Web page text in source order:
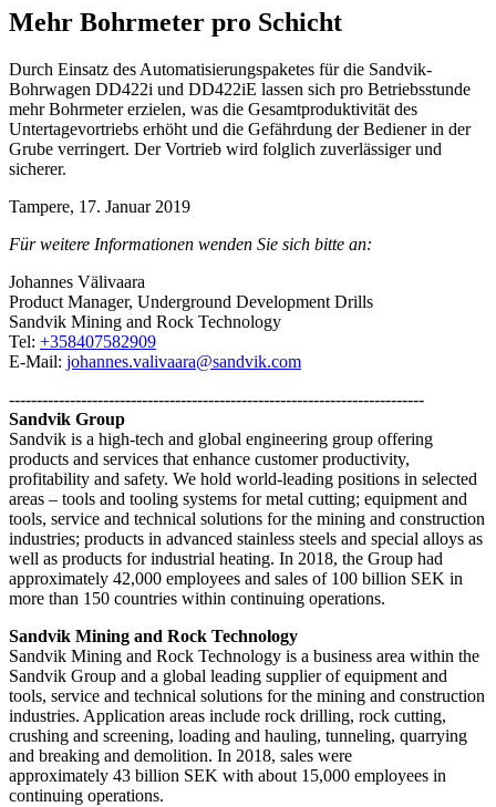
Mehr Bohrmeter pro Schicht
Durch Einsatz des Automatisierungspaketes für die Sandvik-
Bohrwagen DD422i und DD422iE lassen sich pro Betriebsstunde
mehr Bohrmeter erzielen, was die Gesamtproduktivität des
Untertagevortriebs erhöht und die Gefährdung der Bediener in der
Grube verringert. Der Vortrieb wird folglich zuverlässiger und
sicherer.
Tampere, 17. Januar 2019
Für weitere Informationen wenden Sie sich bitte an:
Johannes Välivaara
Product Manager, Underground Development Drills
Sandvik Mining and Rock Technology
Tel: +358407582909
E-Mail: johannes.valivaara@sandvik.com
---------------------------------------------------------------------------
Sandvik Group
Sandvik is a high-tech and global engineering group offering
products and services that enhance customer productivity,
profitability and safety. We hold world-leading positions in selected
areas – tools and tooling systems for metal cutting; equipment and
tools, service and technical solutions for the mining and construction
industries; products in advanced stainless steels and special alloys as
well as products for industrial heating. In 2018, the Group had
approximately 42,000 employees and sales of 100 billion SEK in
more than 150 countries within continuing operations.
Sandvik Mining and Rock Technology
Sandvik Mining and Rock Technology is a business area within the
Sandvik Group and a global leading supplier of equipment and
tools, service and technical solutions for the mining and construction
industries. Application areas include rock drilling, rock cutting,
crushing and screening, loading and hauling, tunneling, quarrying
and breaking and demolition. In 2018, sales were
approximately 43 billion SEK with about 15,000 employees in
continuing operations.